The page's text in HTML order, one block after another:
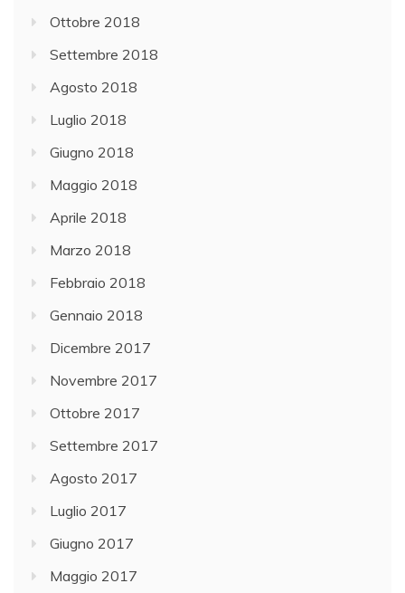
Ottobre 2018
Settembre 2018
Agosto 2018
Luglio 2018
Giugno 2018
Maggio 2018
Aprile 2018
Marzo 2018
Febbraio 2018
Gennaio 2018
Dicembre 2017
Novembre 2017
Ottobre 2017
Settembre 2017
Agosto 2017
Luglio 2017
Giugno 2017
Maggio 2017